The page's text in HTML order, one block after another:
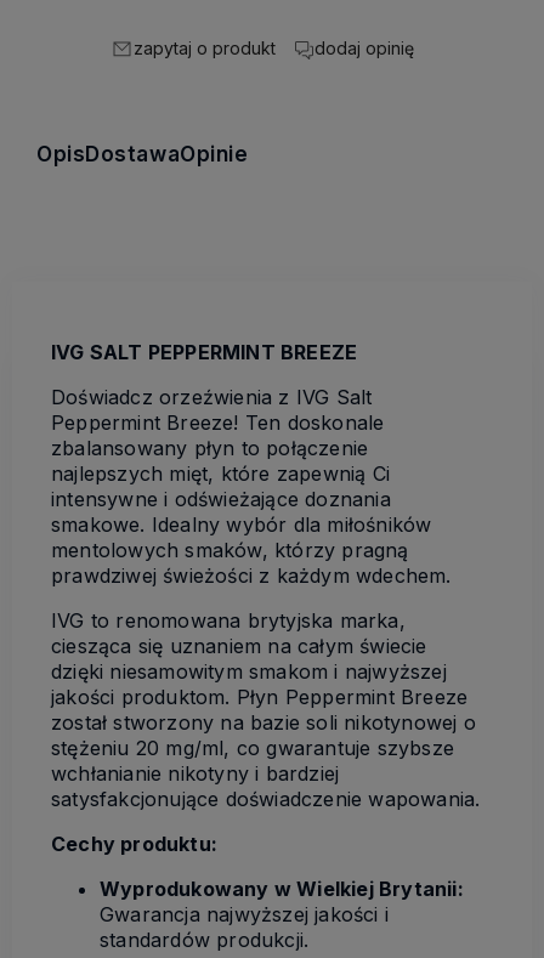
zapytaj o produkt dodaj opinię
Opis DostawaOpinie
IVG SALT PEPPERMINT BREEZE
Doświadcz orzeźwienia z IVG Salt
Peppermint Breeze! Ten doskonale
zbalansowany płyn to połączenie
najlepszych mięt, które zapewnią Ci
intensywne i odświeżające doznania
smakowe. Idealny wybór dla miłośników
mentolowych smaków, którzy pragną
prawdziwej świeżości z każdym wdechem.
IVG to renomowana brytyjska marka,
ciesząca się uznaniem na całym świecie
dzięki niesamowitym smakom i najwyższej
jakości produktom. Płyn Peppermint Breeze
został stworzony na bazie soli nikotynowej o
stężeniu 20 mg/ml, co gwarantuje szybsze
wchłanianie nikotyny i bardziej
satysfakcjonujące doświadczenie wapowania.
Cechy produktu:
Wyprodukowany w Wielkiej Brytanii:
Gwarancja najwyższej jakości i
standardów produkcji.